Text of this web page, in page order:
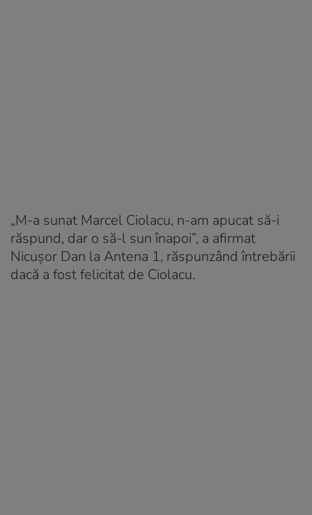
„M-a sunat Marcel Ciolacu, n-am apucat să-i
răspund, dar o să-l sun înapoi”, a afirmat
Nicușor Dan la Antena 1, răspunzând întrebării
dacă a fost felicitat de Ciolacu.